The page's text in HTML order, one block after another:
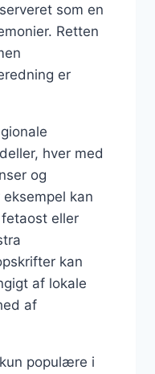
som en
Retten
er
hver med
og
kan
eller
kan
af lokale
af
populære i